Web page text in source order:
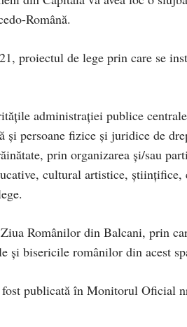
Română.
proiectul de lege prin care se
administraţiei publice
şi persoane fizice şi juridice de
prin organizarea şi/sau
cultural artistice, ştiinţifice,
Românilor din Balcani, prin
şi bisericile românilor din acest
publicată în Monitorul Oficial